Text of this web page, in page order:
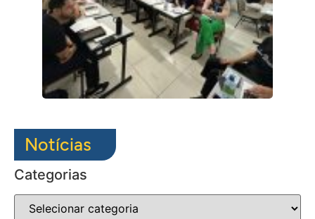
Notícias
Categorias